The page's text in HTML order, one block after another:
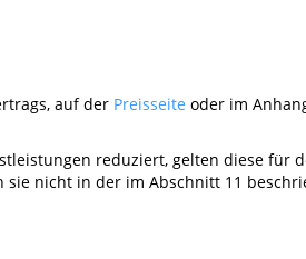
auf der Preisseite oder im
reduziert, gelten diese für
nicht in der im Abschnitt 11